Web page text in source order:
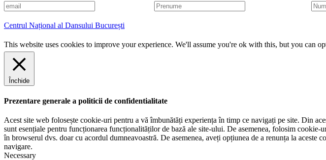
E
m
a
i
l
P
r
u
m
N
u
Centrul Național al Dansului București
This website uses cookies to improve your experience. We'll assume you're ok with this, but you can
Închide
Prezentare generale a politicii de confidentialitate
Acest site web folosește cookie-uri pentru a vă îmbunătăți experiența în timp ce navigați pe site. Din
sunt esențiale pentru funcționarea funcționalităților de bază ale site-ului. De asemenea, folosim
în browserul dvs. doar cu acordul dumneavoastră. De asemenea, aveți opțiunea de a renunța la
navigare.
Necessary